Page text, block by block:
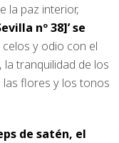
la paz interior,
nº 38]’ se
y odio con el
tranquilidad de los
las flores y los tonos
de satén, el